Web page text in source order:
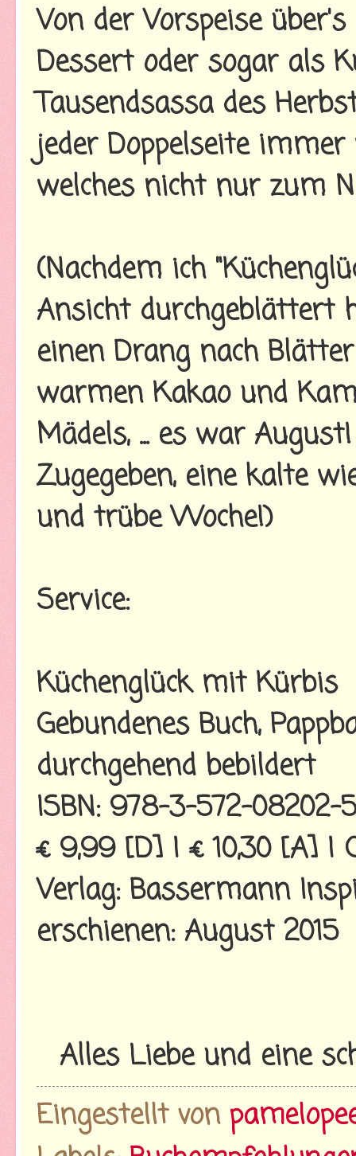
Von der Vorspeise
Dessert oder sogar als
Tausendsassa des
jeder Doppelseite
welches nicht nur zum
(Nachdem ich
Ansicht durchgeblättert
einen Drang nach
warmen Kakao und
Mädels, ... es war
Zugegeben, eine kalte
und trübe Woche!)
Service:
Küchenglück mit Kürbis
Gebundenes Buch,
durchgehend bebildert
ISBN: 978-3-572-08202-5
€ 9,99 [D] | € 10,30 [A] |
Verlag: Bassermann
erschienen: August 2015
Alles Liebe und eine
Eingestellt von